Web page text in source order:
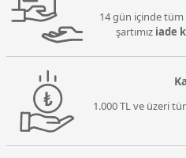
14 gün içinde
şartımız iade
1.000 TL ve üzeri